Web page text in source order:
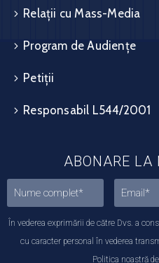
Relații cu Mass-Media
Program de Audiențe
Petiții
Responsabil L544/2001
ABONARE LA
În vederea exprimării de către Dvs. a
cu caracter personal în vederea
Politica noastră